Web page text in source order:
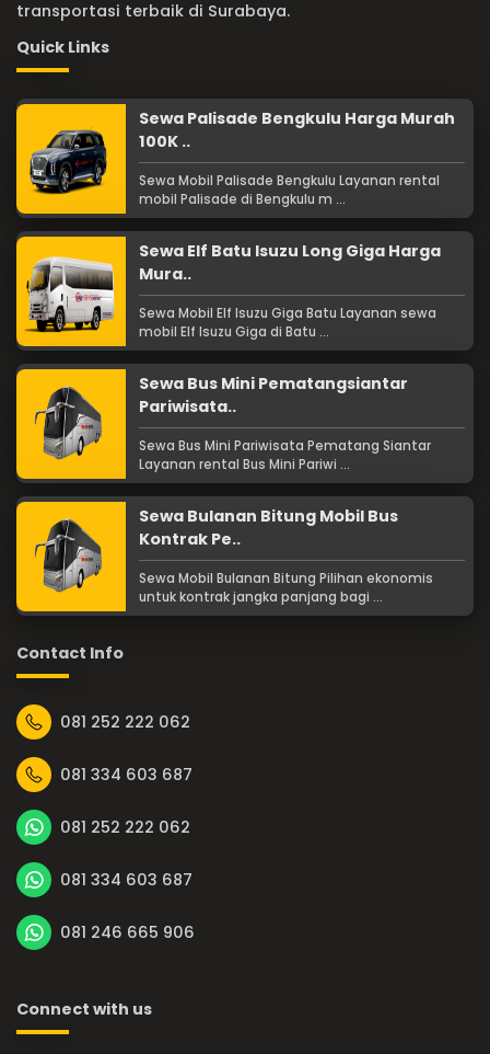
transportasi terbaik di Surabaya.
Quick Links
Sewa Palisade Bengkulu Harga Murah
100K ..
Sewa Mobil Palisade Bengkulu Layanan rental
mobil Palisade di Bengkulu m ...
Sewa Elf Batu Isuzu Long Giga Harga
Mura..
Sewa Mobil Elf Isuzu Giga Batu Layanan sewa
mobil Elf Isuzu Giga di Batu ...
Sewa Bus Mini Pematangsiantar
Pariwisata..
Sewa Bus Mini Pariwisata Pematang Siantar
Layanan rental Bus Mini Pariwi ...
Sewa Bulanan Bitung Mobil Bus
Kontrak Pe..
Sewa Mobil Bulanan Bitung Pilihan ekonomis
untuk kontrak jangka panjang bagi ...
Contact Info
081 252 222 062
081 334 603 687
081 252 222 062
081 334 603 687
081 246 665 906
Connect with us